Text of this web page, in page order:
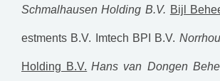
Schmalhausen Holding B.V. Bijl
estments B.V. Imtech BPI B.V.
Holding B.V. Hans van Dongen